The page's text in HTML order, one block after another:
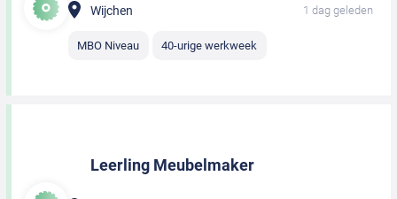
Wijchen 1 dag geleden
MBO Niveau 40-urige werkweek
Leerling Meubelmaker